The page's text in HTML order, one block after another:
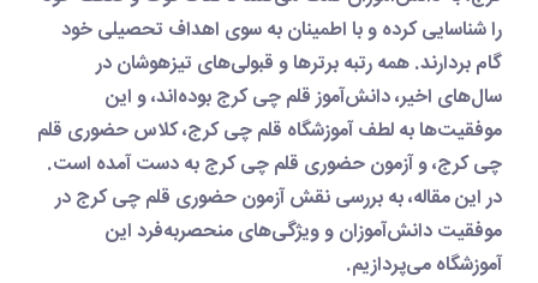
را شناسایی کرده و با اطمینان به سوی اهداف تحصیلی خود
گام بردارند. همه رتبه برترها و قبولی‌های تیزهوشان در
سال‌های اخیر، دانش‌آموزقلم چی کرجبوده‌اند، و این
موفقیت‌ها به لطفآموزشگاه قلم چی کرج،کلاس حضوری قلم
چی کرج، وآزمون حضوری قلم چی کرجبه دست آمده است.
در این مقاله، به بررسی نقشآزمون حضوری قلم چی کرجدر
موفقیت دانش‌آموزان و ویژگی‌های منحصربه‌فرد این
آموزشگاه می‌پردازیم.